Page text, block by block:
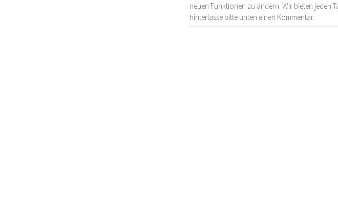
neuen Funktionen zu ändern. Wir bieten jeden
hinterlasse bitte unten einen Kommentar.